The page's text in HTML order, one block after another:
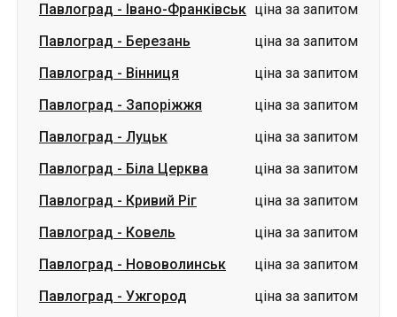
Павлоград - Івано-Франківськ ціна за запитом
Павлоград - Березань
ціна за запитом
Павлоград - Вінниця
ціна за запитом
Павлоград - Запоріжжя
ціна за запитом
Павлоград - Луцьк
ціна за запитом
Павлоград - Біла Церква
ціна за запитом
Павлоград - Кривий Ріг
ціна за запитом
Павлоград - Ковель
ціна за запитом
Павлоград - Нововолинськ
ціна за запитом
Павлоград - Ужгород ціна за запитом